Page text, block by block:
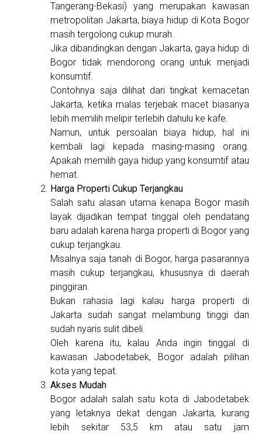
Tangerang-Bekasi) yang merupakan kawasan
metropolitan Jakarta, biaya hidup di Kota Bogor
masih tergolong cukup murah.
Jika dibandingkan dengan Jakarta, gaya hidup di
Bogor tidak mendorong orang untuk menjadi
konsumtif.
Contohnya saja dilihat dari tingkat kemacetan
Jakarta, ketika malas terjebak macet biasanya
lebih memilih melipir terlebih dahulu ke kafe.
Namun, untuk persoalan biaya hidup, hal ini
kembali lagi kepada masing-masing orang.
Apakah memilih gaya hidup yang konsumtif atau
hemat.
Harga Properti Cukup Terjangkau
Salah satu alasan utama kenapa Bogor masih
layak dijadikan tempat tinggal oleh pendatang
baru adalah karena harga properti di Bogor yang
cukup terjangkau.
Misalnya saja tanah di Bogor, harga pasarannya
masih cukup terjangkau, khususnya di daerah
pinggiran.
Bukan rahasia lagi kalau harga properti di
Jakarta sudah sangat melambung tinggi dan
sudah nyaris sulit dibeli.
Oleh karena itu, kalau Anda ingin tinggal di
kawasan Jabodetabek, Bogor adalah pilihan
kota yang tepat.
Akses Mudah
Bogor adalah salah satu kota di Jabodetabek
yang letaknya dekat dengan Jakarta, kurang
lebih sekitar 53,5 km atau satu jam